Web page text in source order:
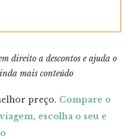
direito a descontos e ajuda o
mais conteúdo
preço. Compare o
escolha o seu e